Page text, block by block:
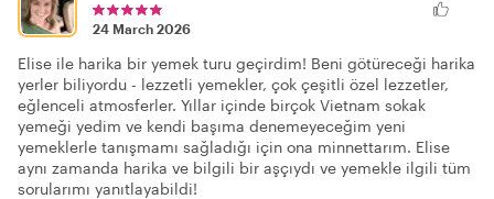
24 March 2026
Elise ile harika bir yemek turu geçirdim! Beni götüreceği harika
yerler biliyordu - lezzetli yemekler, çok çeşitli özel lezzetler,
eğlenceli atmosferler. Yıllar içinde birçok Vietnam sokak
yemeği yedim ve kendi başıma denemeyeceğim yeni
yemeklerle tanışmamı sağladığı için ona minnettarım. Elise
aynı zamanda harika ve bilgili bir aşçıydı ve yemekle ilgili tüm
sorularımı yanıtlayabildi!